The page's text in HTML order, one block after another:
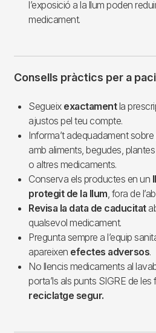
l’exposició a la llum poden
medicament.
Consells pràctics per a
Segueix exactamentla
ajustos pel teu compte.
Informa’t adequadament
amb aliments, begudes,
o altres medicaments.
Conserva els productes en un
protegit de la llum , fora de
Revisa la data de caducitat
qualsevol medicament.
Pregunta sempre a l’equip
apareixen efectes adversos.
No llencis medicaments al
porta’ls als punts SIGRE de les
reciclatge segur.